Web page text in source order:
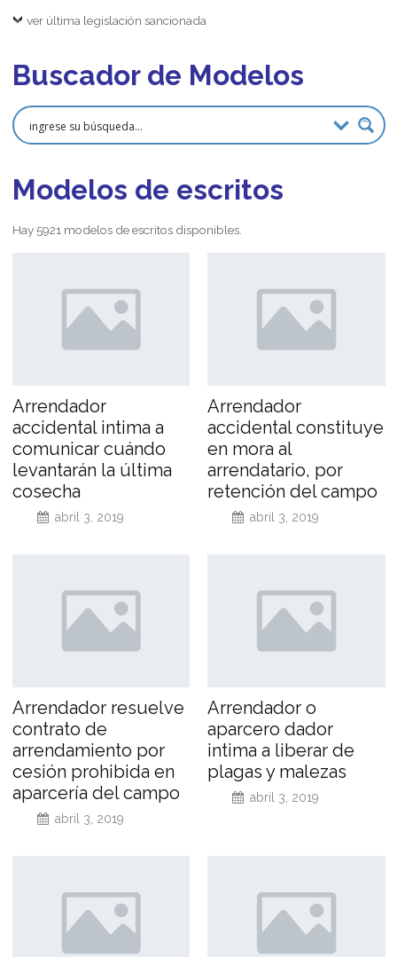
ver última legislación sancionada
Buscador de Modelos
Modelos de escritos
Hay 5921 modelos de escritos disponibles.
Arrendador
accidental intima a
comunicar cuándo
levantarán la última
cosecha
abril 3, 2019
Arrendador
accidental constituye
en mora al
arrendatario, por
retención del campo
abril 3, 2019
Arrendador resuelve
contrato de
arrendamiento por
cesión prohibida en
aparcería del campo
abril 3, 2019
Arrendador o
aparcero dador
intima a liberar de
plagas y malezas
abril 3, 2019